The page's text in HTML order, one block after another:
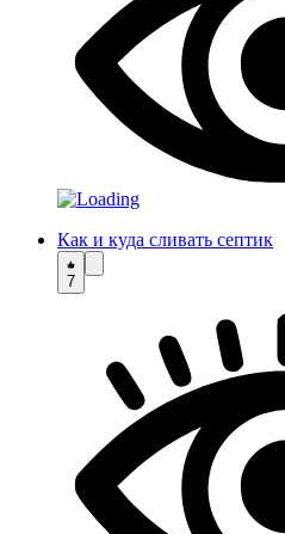
Как и куда сливать септик
7